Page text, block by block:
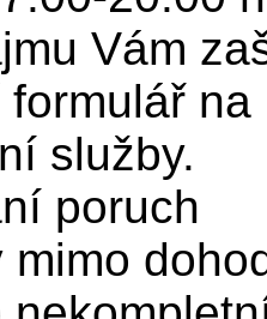
Vám
na
služby.
poruch
mimo